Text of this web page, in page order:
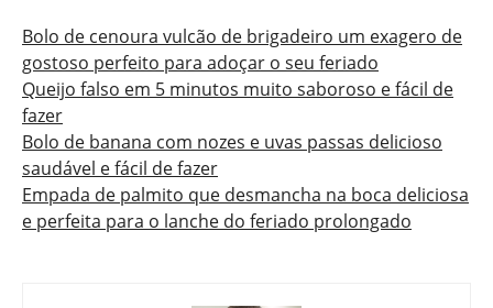
Bolo de cenoura vulcão de brigadeiro um exagero de
gostoso perfeito para adoçar o seu feriado
Queijo falso em 5 minutos muito saboroso e fácil de
fazer
Bolo de banana com nozes e uvas passas delicioso
saudável e fácil de fazer
Empada de palmito que desmancha na boca deliciosa
e perfeita para o lanche do feriado prolongado